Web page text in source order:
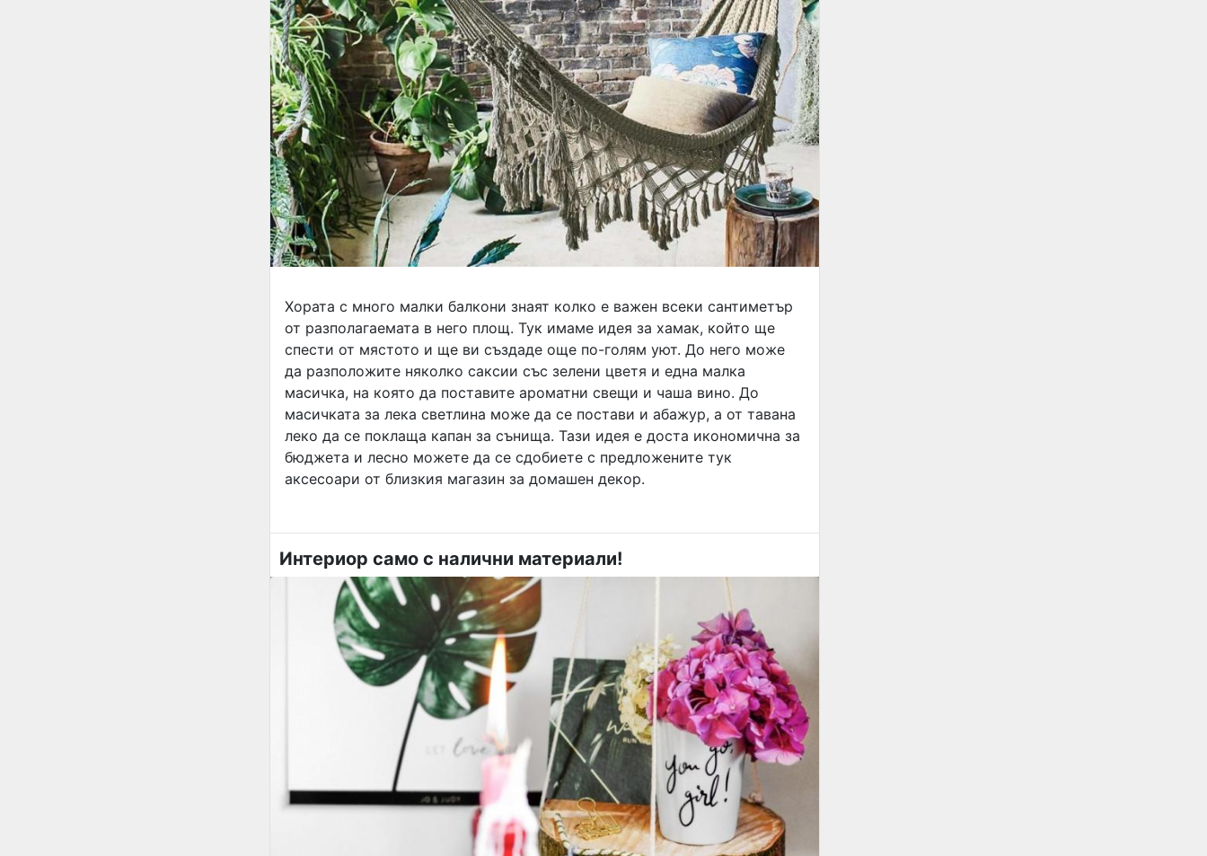
Хората с много малки балкони знаят колко е важен всеки сантиметър
от разполагаемата в него площ. Тук имаме идея за хамак, който ще
спести от мястото и ще ви създаде още по-голям уют. До него може
да разположите няколко саксии със зелени цветя и една малка
масичка, на която да поставите ароматни свещи и чаша вино. До
масичката за лека светлина може да се постави и абажур, а от тавана
леко да се поклаща капан за сънища. Тази идея е доста икономична за
бюджета и лесно можете да се сдобиете с предложените тук
аксесоари от близкия магазин за домашен декор.
Интериор само с налични материали!